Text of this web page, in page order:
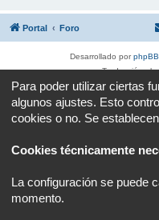
Portal Foro
Desarrollado porphpBB
Traducción al
Para poder utilizar ciertas
algunos ajustes. Esto
cookies o no. Se
Cookies técnicamente
La configuración se puede
momento.